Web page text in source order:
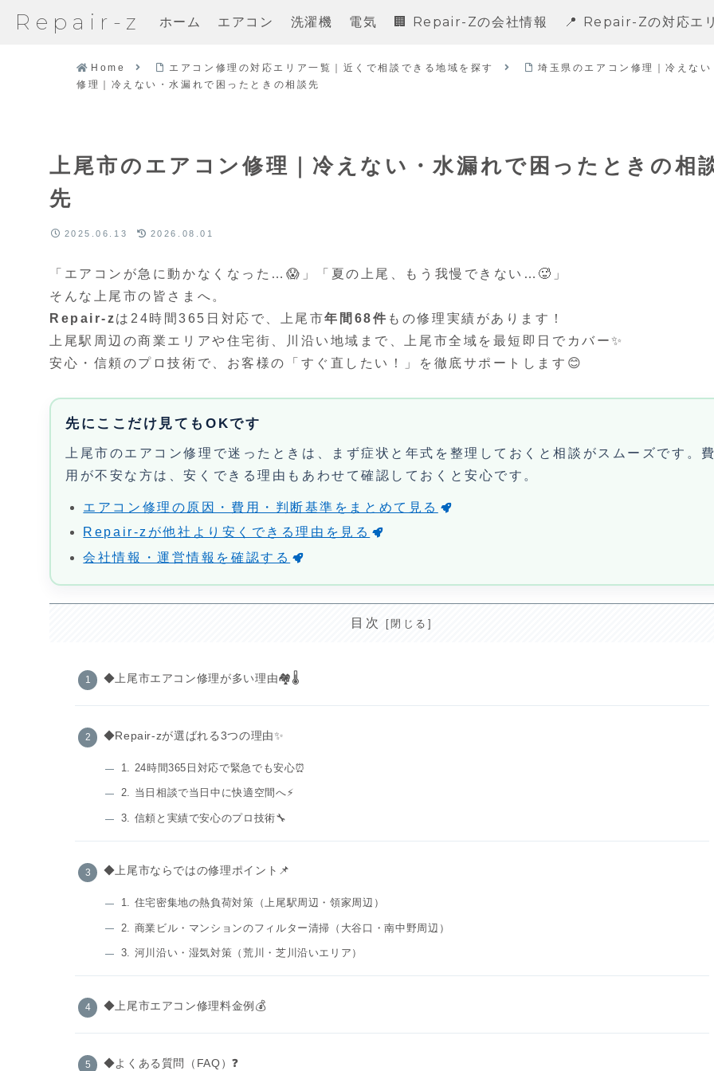
Repair-z ホーム エアコン 洗濯機 電気 🏢 Repair-Zの会社情報 📍 Repair-Zの対応エ
Home エアコン修理の対応エリア一覧｜近くで相談できる地域を探す
埼玉県のエアコン修理｜冷えな
修理｜冷えない・水漏れで困ったときの相談先
上尾市のエアコン修理｜冷えない・水漏れで困ったときの相
先
2025.06.13 2026.08.01
「エアコンが急に動かなくなった…😱」「夏の上尾、もう我慢できない…🥵」
そんな上尾市の皆さまへ。
Repair-zは24時間365日対応で、上尾市年間68件 もの修理実績があります！
上尾駅周辺の商業エリアや住宅街、川沿い地域まで、上尾市全域を最短即日でカバー✨
安心・信頼のプロ技術で、お客様の「すぐ直したい！」を徹底サポートします😊
先にここだけ見てもOKです
上尾市のエアコン修理で迷ったときは、まず症状と年式を整理しておくと相談がスムーズです。
用が不安な方は、安くできる理由もあわせて確認しておくと安心です。
エアコン修理の原因・費用・判断基準をまとめて見る
Repair-zが他社より安くできる理由を見る
会社情報・運営情報を確認する
目次
◆上尾市エアコン修理が多い理由🏘️🌡️
◆Repair-zが選ばれる3つの理由✨
1. 24時間365日対応で緊急でも安心⏰
2. 当日相談で当日中に快適空間へ⚡️
3. 信頼と実績で安心のプロ技術🔧
◆上尾市ならではの修理ポイント📌
1. 住宅密集地の熱負荷対策（上尾駅周辺・領家周辺）
2. 商業ビル・マンションのフィルター清掃（大谷口・南中野周辺）
3. 河川沿い・湿気対策（荒川・芝川沿いエリア）
◆上尾市エアコン修理料金例💰
◆よくある質問（FAQ）❓